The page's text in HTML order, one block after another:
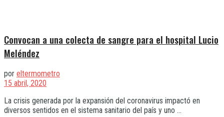
Convocan a una colecta de sangre para el hospital Lucio
Meléndez
por eltermometro
15 abril, 2020
La crisis generada por la expansión del coronavirus impactó en
diversos sentidos en el sistema sanitario del país y uno ...